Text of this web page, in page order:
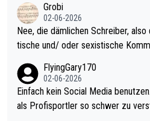
ohl wenig WDF Turniere spielen.
es Jahr der Fall. Er musste als
den Qualifier und ich glaube kaum,
gas) antun würde, wenn er doch
el hat.
Grobi
02-06-2026
Nee, die dämlichen Schreiber,
tische und/ oder sexistische
s Leben in den Griff kriegen. Nur
r war doch neulich erst derjenige,
rovoziert hat. Und Littlers Mutter
FlyingGary170
02-06-2026
Einfach kein Social Media
als Profisportler so schwer zu